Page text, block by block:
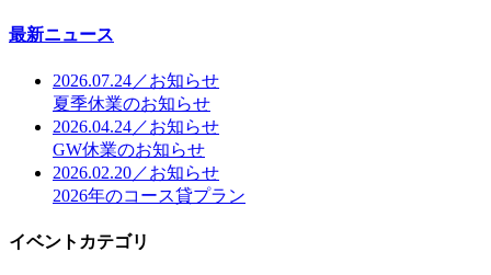
最新ニュース
2026.07.24／お知らせ
夏季休業のお知らせ
2026.04.24／お知らせ
GW休業のお知らせ
2026.02.20／お知らせ
2026年のコース貸プラン
イベントカテゴリ